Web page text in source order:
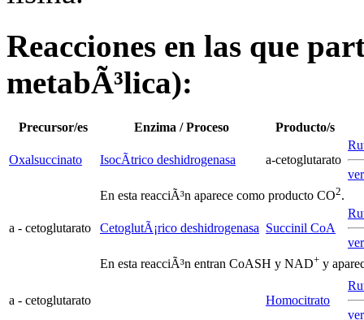
Reacciones en las que
metabÃ³lica):
Precursor/es Enzima / Proceso Producto/s
Oxalsuccinato IsocÃ­trico deshidrogenasa a-cetoglutarato
En esta reacciÃ³n aparece como producto CO2.
a - cetoglutarato CetoglutÃ¡rico deshidrogenasa Succinil CoA
En esta reacciÃ³n entran CoASH y NAD+ y
a - cetoglutarato Homocitrato